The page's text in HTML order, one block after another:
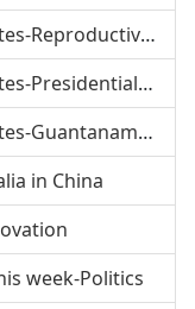
经济学人音频版 Unit19:United States-Reproductive ethics
经济学人音频版 Unit14:United States-Presidential debates
经济学人音频版 Unit15:United States-Guantanamo Bay
in China
week-Politics